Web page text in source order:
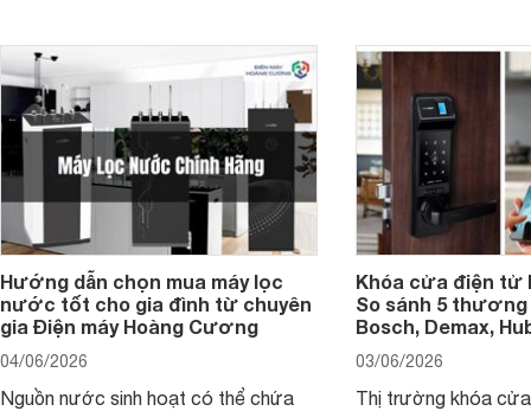
Hướng dẫn chọn mua máy lọc
nước tốt cho gia đình từ chuyên
gia Điện máy Hoàng Cương
04/06/2026
Nguồn nước sinh hoạt có thể chứa
Khóa cửa điện tử
So sánh 5 thương
Bosch, Demax,
03/06/2026
Thị trường khóa